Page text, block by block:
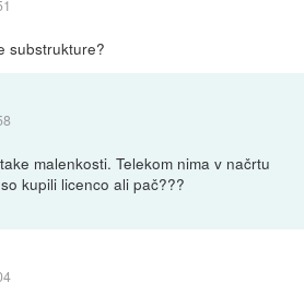
substrukture?
malenkosti. Telekom nima v načrtu
kupili licenco ali pač???